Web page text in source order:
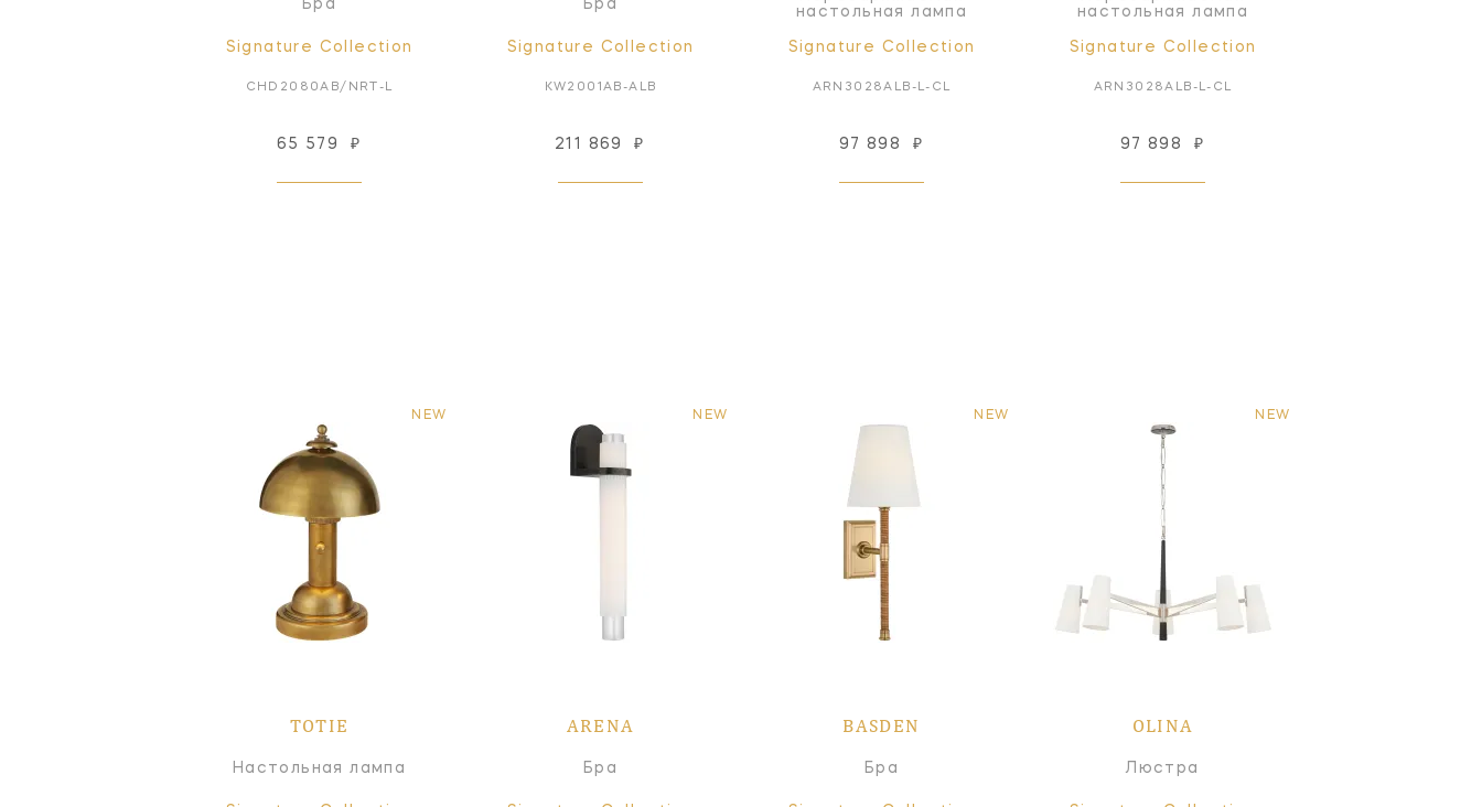
Бра
Signature Collection
CHD2080AB/NRT-L
65 579 ₽
Бра
Signature Collection
KW2001AB-ALB
211 869 ₽
настольная лампа
Signature Collection
ARN3028ALB-L-CL
97 898 ₽
настольная лампа
Signature Collection
ARN3028ALB-L-CL
97 898 ₽
NEW
TOTIE
Настольная лампа
NEW
ARENA
Бра
NEW
BASDEN
Бра
NEW
OLINA
Люстра